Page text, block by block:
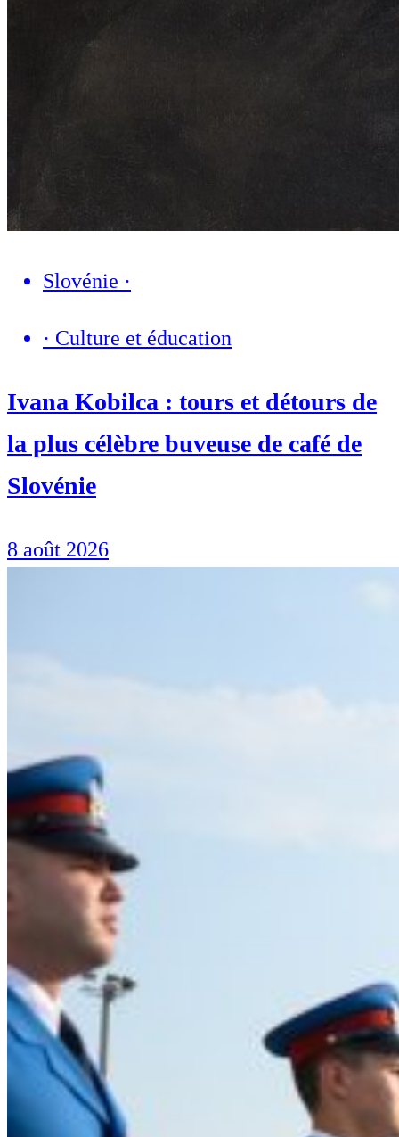
Slovénie ·
· Culture et éducation
Ivana Kobilca : tours et détours de
la plus célèbre buveuse de café de
Slovénie
8 août 2026